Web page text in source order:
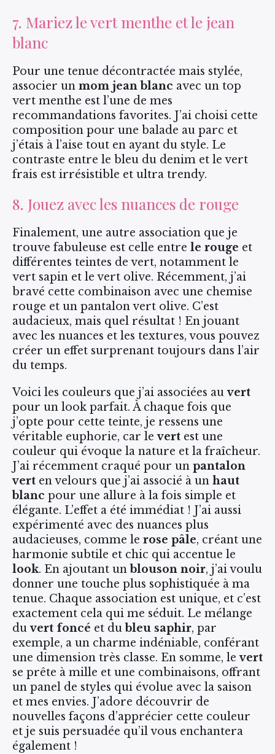
7. Mariez le vert menthe et le jean
blanc
Pour une tenue décontractée mais stylée,
associer un mom jean blanc avec un top
vert menthe est l’une de mes
recommandations favorites. J’ai choisi cette
composition pour une balade au parc et
j’étais à l’aise tout en ayant du style. Le
contraste entre le bleu du denim et le vert
frais est irrésistible et ultra trendy.
8. Jouez avec les nuances de rouge
Finalement, une autre association que je
trouve fabuleuse est celle entre le rouge et
différentes teintes de vert, notamment le
vert sapin et le vert olive. Récemment, j’ai
bravé cette combinaison avec une chemise
rouge et un pantalon vert olive. C’est
audacieux, mais quel résultat ! En jouant
avec les nuances et les textures, vous pouvez
créer un effet surprenant toujours dans l’air
du temps.
Voici les couleurs que j’ai associées auvert
pour un look parfait. À chaque fois que
j’opte pour cette teinte, je ressens une
véritable euphorie, car levert est une
couleur qui évoque la nature et la fraîcheur.
J’ai récemment craqué pour un pantalon
vert en velours que j’ai associé à un haut
blanc pour une allure à la fois simple et
élégante. L’effet a été immédiat ! J’ai aussi
expérimenté avec des nuances plus
audacieuses, comme le rose pâle, créant une
harmonie subtile et chic qui accentue le
look. En ajoutant un blouson noir, j’ai voulu
donner une touche plus sophistiquée à ma
tenue. Chaque association est unique, et c’est
exactement cela qui me séduit. Le mélange
duvert foncé et du bleu saphir, par
exemple, a un charme indéniable, conférant
une dimension très classe. En somme, levert
se prête à mille et une combinaisons, offrant
un panel de styles qui évolue avec la saison
et mes envies. J’adore découvrir de
nouvelles façons d’apprécier cette couleur
et je suis persuadée qu’il vous enchantera
également !